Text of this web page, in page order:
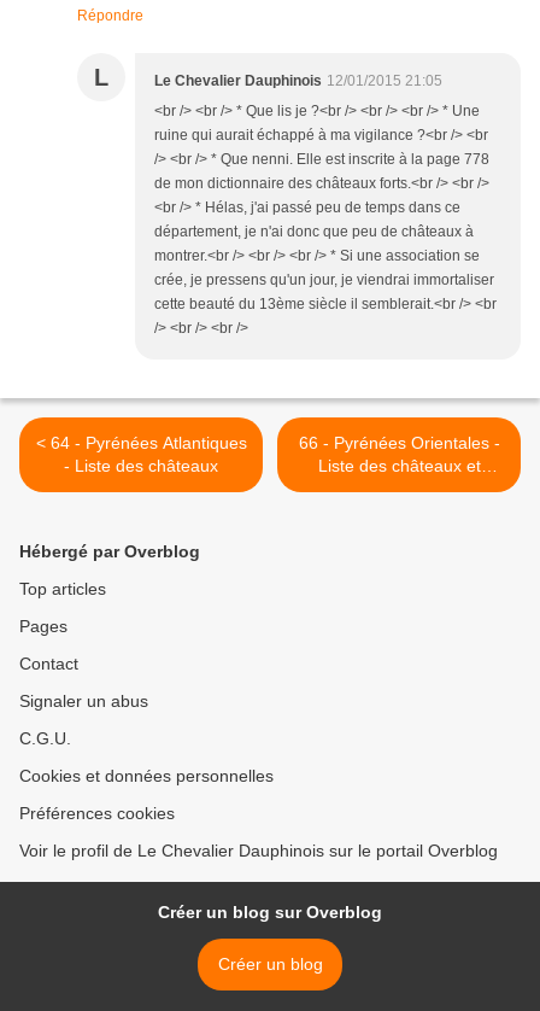
Répondre
L Le Chevalier Dauphinois 12/01/2015 21:05
<br /> <br /> * Que lis je ?<br /> <br /> <br /> * Une
ruine qui aurait échappé à ma vigilance ?<br /> <br
/> <br /> * Que nenni. Elle est inscrite à la page 778
de mon dictionnaire des châteaux forts.<br /> <br />
<br /> * Hélas, j'ai passé peu de temps dans ce
département, je n'ai donc que peu de châteaux à
montrer.<br /> <br /> <br /> * Si une association se
crée, je pressens qu'un jour, je viendrai immortaliser
cette beauté du 13ème siècle il semblerait.<br /> <br
/> <br /> <br />
< 64 - Pyrénées Atlantiques
- Liste des châteaux
66 - Pyrénées Orientales -
Liste des châteaux et
églises fortifiées >
Hébergé par Overblog
Top articles
Pages
Contact
Signaler un abus
C.G.U.
Cookies et données personnelles
Préférences cookies
Voir le profil de Le Chevalier Dauphinois sur le portail Overblog
Créer un blog sur Overblog
Créer un blog